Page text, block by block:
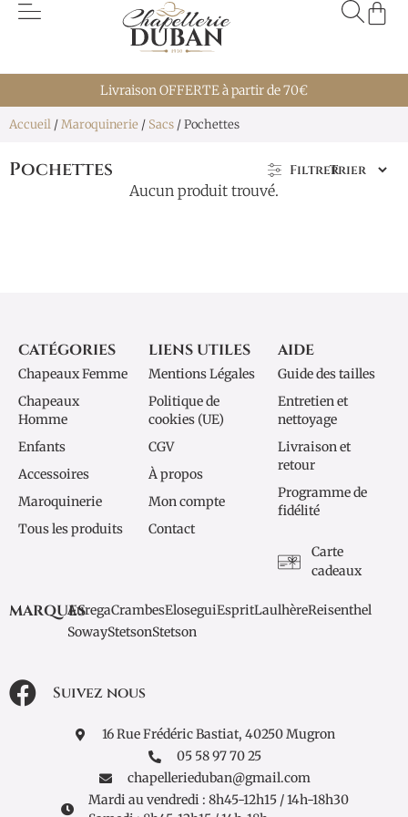
Livraison OFFERTE à partir de 70€
Accueil /Maroquinerie / Sacs / Pochettes
Pochettes Filtrer
Aucun produit trouvé.
CATÉGORIES
Chapeaux Femme
Chapeaux
Homme
Enfants
Accessoires
Maroquinerie
Tous les produits
LIENS UTILES
Mentions Légales
Politique de
cookies (UE)
CGV
À propos
Mon compte
Contact
AIDE
Guide des tailles
Entretien et
nettoyage
Livraison et
retour
Programme de
fidélité
Carte
cadeaux
Suivez nous
16 Rue Frédéric Bastiat, 40250 Mugron
05 58 97 70 25
chapellerieduban@gmail.com
Mardi au vendredi : 8h45-12h15 / 14h-18h30
MARQUESAuregaCrambesEloseguiEspritLaulhèreReisenthel
SowayStetsonStetson